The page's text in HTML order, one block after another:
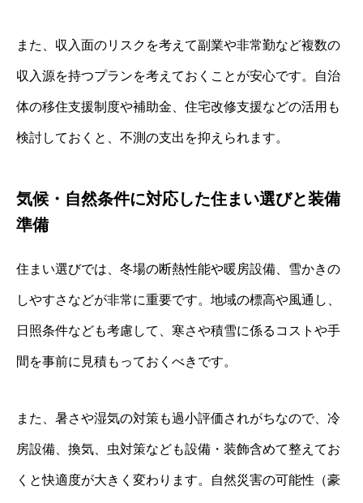
また、収入面のリスクを考えて副業や非常勤など複数の
収入源を持つプランを考えておくことが安心です。自治
体の移住支援制度や補助金、住宅改修支援などの活用も
検討しておくと、不測の支出を抑えられます。
気候・自然条件に対応した住まい選びと装備
準備
住まい選びでは、冬場の断熱性能や暖房設備、雪かきの
しやすさなどが非常に重要です。地域の標高や風通し、
日照条件なども考慮して、寒さや積雪に係るコストや手
間を事前に見積もっておくべきです。
また、暑さや湿気の対策も過小評価されがちなので、冷
房設備、換気、虫対策なども設備・装飾含めて整えてお
くと快適度が大きく変わります。自然災害の可能性（豪